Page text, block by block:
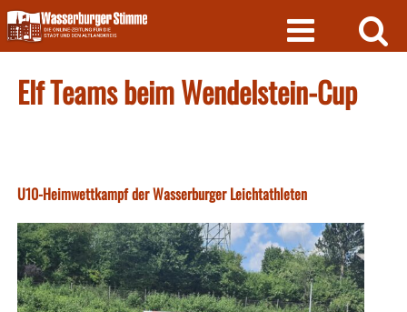
Skip
to
content
Elf Teams beim Wendelstein-Cup
U10-Heimwettkampf der Wasserburger Leichtathleten